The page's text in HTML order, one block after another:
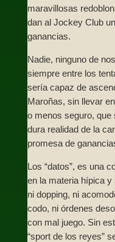
maravillosas
dan al Jockey Club
ganancias.
Nadie, ninguno de
siempre entre los
sería capaz de
Maroñas, sin llevar
o menos seguro, que
dura realidad de la
promesa de
Los “datos”, es una
en la materia hípica
ni dopping, ni
codo, ni órdenes
con mal juego. Sin
“sport de los reyes”